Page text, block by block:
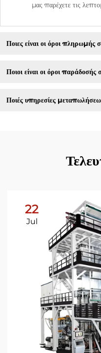
μας παρέχετε τις
Ποιες είναι οι όροι πληρωμής
Ποιοι είναι οι όροι παράδοσής
Ποιές υπηρεσίες
22
Jul